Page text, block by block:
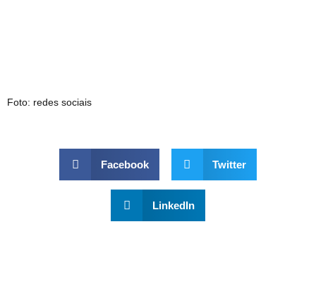
Foto: redes sociais
Facebook Twitter
LinkedIn